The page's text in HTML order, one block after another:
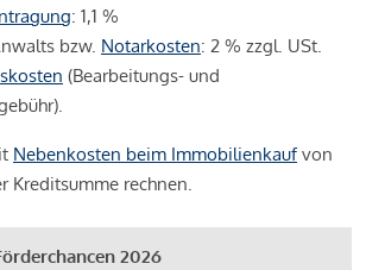
: 1,1 %
bzw. Notarkosten: 2 % zzgl. USt.
(Bearbeitungs- und
Nebenkosten beim Immobilienkaufvon
Kreditsumme rechnen.
2026